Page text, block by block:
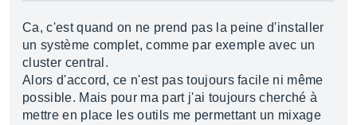
Ca, c'est quand on ne prend pas la peine d'installer
un système complet, comme par exemple avec un
cluster central.
Alors d'accord, ce n'est pas toujours facile ni même
possible. Mais pour ma part j'ai toujours cherché à
mettre en place les outils me permettant un mixage